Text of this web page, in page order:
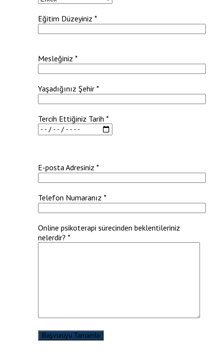
Eğitim Düzeyiniz *
Mesleğiniz *
Yaşadığınız Şehir *
Tercih Ettiğiniz Tarih *
E-posta Adresiniz *
Telefon Numaranız *
Online psikoterapi sürecinden beklentileriniz
nelerdir? *